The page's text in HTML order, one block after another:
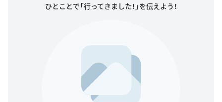
ひとことで「行ってきました！」を伝えよう！